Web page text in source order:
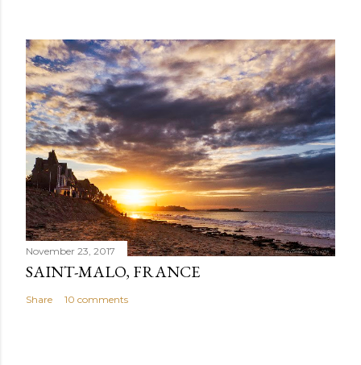
November 23, 2017
SAINT-MALO, FRANCE
Share 10 comments